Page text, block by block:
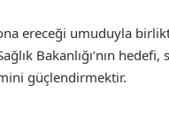
ereceği umuduyla
Bakanlığı’nın
güçlendirmektir.